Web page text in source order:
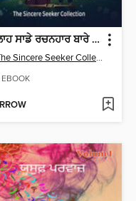
ਅਲਾਹ ਸਾਡੇ ਰਚਨਹਾਰ ਬਾਰੇ ਜਾਣਨਾ
The Sincere Seeker Collection
EBOOK